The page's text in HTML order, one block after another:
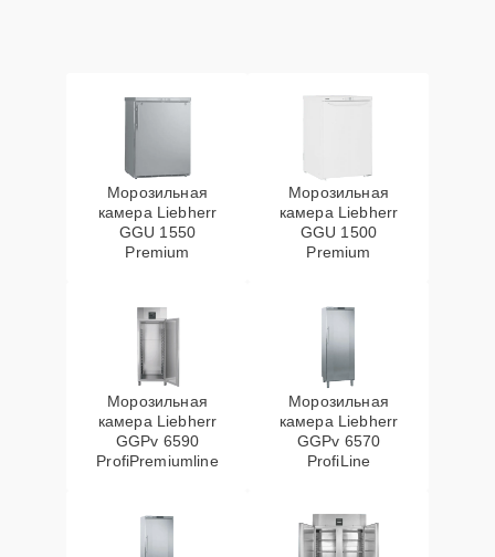
Морозильная
камера Liebherr
GGU 1550
Premium
Морозильная
камера Liebherr
GGU 1500
Premium
Морозильная
камера Liebherr
GGPv 6590
ProfiPremiumline
Морозильная
камера Liebherr
GGPv 6570
ProfiLine